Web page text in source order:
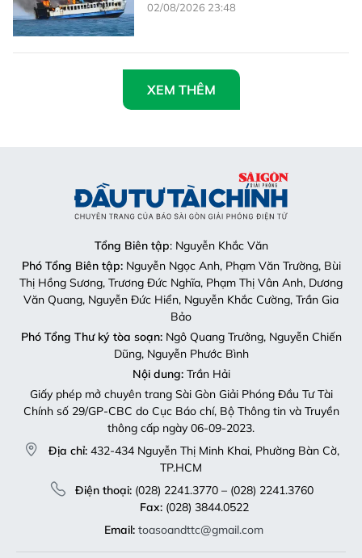
02/08/2026 23:48
XEM THÊM
Tổng Biên tập: Nguyễn Khắc Văn
Phó Tổng Biên tập:Nguyễn Ngọc Anh, Phạm Văn Trường, Bùi
Thị Hồng Sương, Trương Đức Nghĩa, Phạm Thị Vân Anh, Dương
Văn Quang, Nguyễn Đức Hiển, Nguyễn Khắc Cường, Trần Gia
Bảo
Phó Tổng Thư ký tòa soạn:Ngô Quang Trưởng, Nguyễn Chiến
Dũng, Nguyễn Phước Bình
Nội dung:Trần Hải
Giấy phép mở chuyên trang Sài Gòn Giải Phóng Đầu Tư Tài
Chính số 29/GP-CBC do Cục Báo chí, Bộ Thông tin và Truyền
thông cấp ngày 06-09-2023.
Địa chỉ: 432-434 Nguyễn Thị Minh Khai, Phường Bàn Cờ,
TP.HCM
Điện thoại:(028) 2241.3770 – (028) 2241.3760
Fax:(028) 3844.0522
Email: toasoandttc@gmail.com